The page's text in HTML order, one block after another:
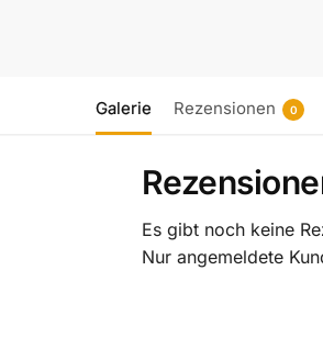
Galerie Rezensionen 0
Es gibt noch keine
Nur angemeldete